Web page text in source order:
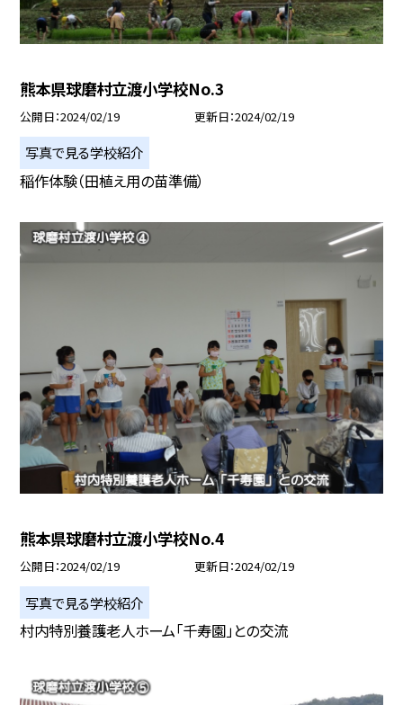
熊本県球磨村立渡小学校No.3
公開日 2024/02/19 更新日 2024/02/19
写真で見る学校紹介
稲作体験（田植え用の苗準備）
熊本県球磨村立渡小学校No.4
公開日 2024/02/19 更新日 2024/02/19
写真で見る学校紹介
村内特別養護老人ホーム「千寿園」との交流